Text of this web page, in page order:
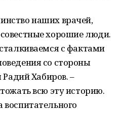
наших врачей,
хорошие люди.
с фактами
со стороны
Радий Хабиров. –
всю эту историю.